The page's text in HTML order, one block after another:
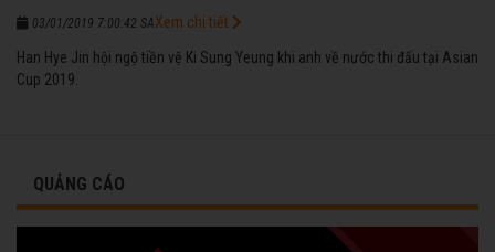
03/01/2019 7:00:42 SA
Han Hye Jin hội ngộ tiền vệ Ki Sung Yeung khi anh về nước thi đấu tại Asian
Cup 2019.
Xem chi tiết
QUẢNG CÁO